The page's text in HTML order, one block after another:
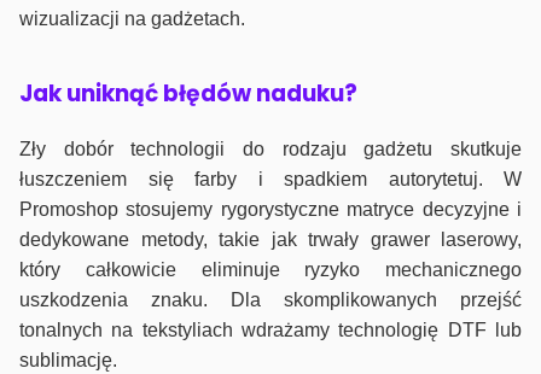
wizualizacji na gadżetach.
Jak uniknąć błędów naduku?
Zły dobór technologii do rodzaju gadżetu skutkuje
łuszczeniem się farby i spadkiem autorytetuj. W
Promoshop stosujemy rygorystyczne matryce decyzyjne i
dedykowane metody, takie jak trwały grawer laserowy,
który całkowicie eliminuje ryzyko mechanicznego
uszkodzenia znaku. Dla skomplikowanych przejść
tonalnych na tekstyliach wdrażamy technologię DTF lub
sublimację.